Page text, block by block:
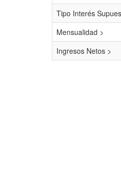
Tipo Interés
Mensualidad >
Ingresos Netos >